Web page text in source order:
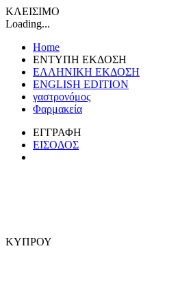
ΚΛΕΙΣΙΜΟ
Loading...
Home
ΕΝΤΥΠΗ ΕΚΔΟΣΗ
ΕΛΛΗΝΙΚΗ ΕΚΔΟΣΗ
ENGLISH EDITION
γαστρονόμος
Φαρμακεία
ΕΓΓΡΑΦΗ
ΕΙΣΟΔΟΣ
ΚΥΠΡΟΥ